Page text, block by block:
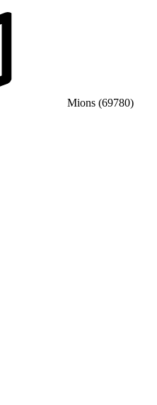
Mions (69780)